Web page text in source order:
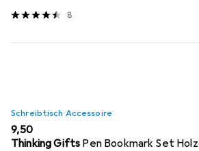
8
Schreibtisch Accessoire
EUR
9,50
Thinking Gifts Pen Bookmark Set